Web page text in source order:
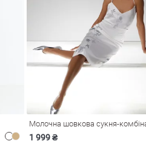
1 999 ₴